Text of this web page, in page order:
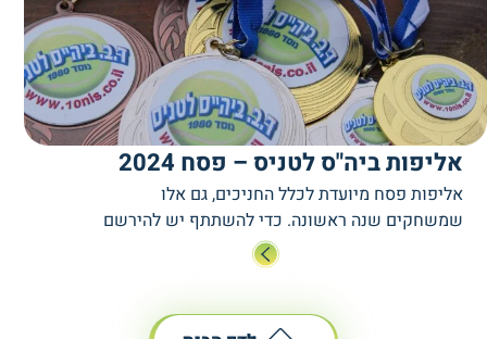
אליפות ביה"ס לטניס – פסח 2024
אליפות פסח מיועדת לכלל החניכים, גם אלו
שמשחקים שנה ראשונה. כדי להשתתף יש להירשם
באתר. האליפות תתקיים כחודש לאחר חופשת פסח,
והחניכים יחולקו לקטגוריות שבכל אחת יתחרו חניכים